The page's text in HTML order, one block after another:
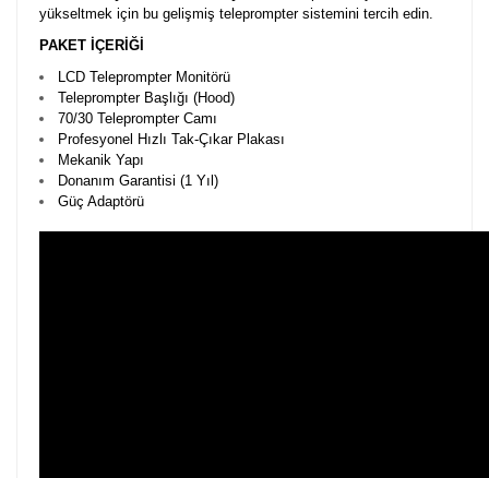
yükseltmek için bu gelişmiş teleprompter sistemini tercih edin.
PAKET İÇERİĞİ
LCD Teleprompter Monitörü
Teleprompter Başlığı (Hood)
70/30 Teleprompter Camı
Profesyonel Hızlı Tak-Çıkar Plakası
Mekanik Yapı
Donanım Garantisi (1 Yıl)
Güç Adaptörü